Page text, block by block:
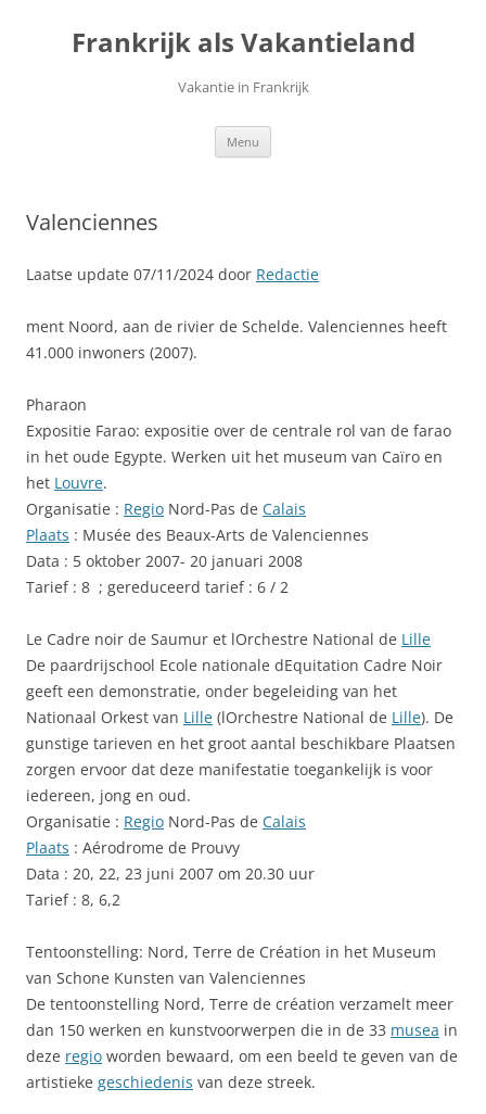
inhoudFrankrijk als Vakantieland
Vakantie in Frankrijk
Menu
Valenciennes
Laatse update 07/11/2024 door Redactie
ment Noord, aan de rivier de Schelde. Valenciennes heeft
41.000 inwoners (2007).
Pharaon
Expositie Farao: expositie over de centrale rol van de farao
in het oude Egypte. Werken uit het museum van Caïro en
het Louvre.
Organisatie : Regio Nord-Pas de Calais
Plaats : Musée des Beaux-Arts de Valenciennes
Data : 5 oktober 2007- 20 januari 2008
Tarief : 8  ; gereduceerd tarief : 6 / 2 
Le Cadre noir de Saumur et lOrchestre National de Lille
De paardrijschool Ecole nationale dEquitation Cadre Noir
geeft een demonstratie, onder begeleiding van het
Nationaal Orkest van Lille (lOrchestre National de Lille). De
gunstige tarieven en het groot aantal beschikbare Plaatsen
zorgen ervoor dat deze manifestatie toegankelijk is voor
iedereen, jong en oud.
Organisatie : Regio Nord-Pas de Calais
Plaats : Aérodrome de Prouvy
Data : 20, 22, 23 juni 2007 om 20.30 uur
Tarief : 8, 6,2
Tentoonstelling: Nord, Terre de Création in het Museum
van Schone Kunsten van Valenciennes
De tentoonstelling Nord, Terre de création verzamelt meer
dan 150 werken en kunstvoorwerpen die in de 33 musea in
deze regio worden bewaard, om een beeld te geven van de
artistieke geschiedenis van deze streek.